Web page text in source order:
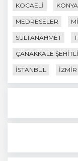
KOCAELI KONYA
MEDRESELER
SULTANAHMET
ÇANAKKALE
İSTANBUL İZMIR